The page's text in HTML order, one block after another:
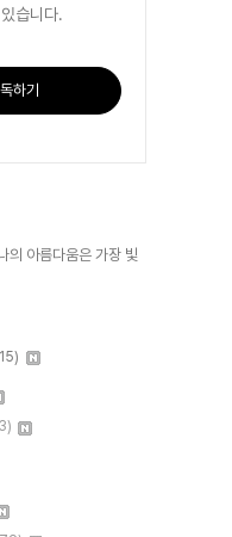
습니다.
하기
의 아름다움은 가장 빛